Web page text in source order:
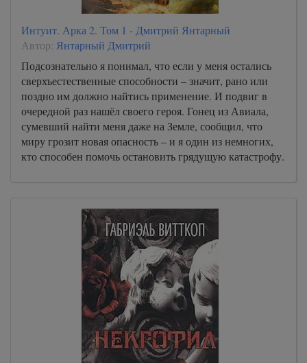
Интуит. Арка 2. Том 1 - Дмитрий Янтарный
Автор: Янтарный Дмитрий
Подсознательно я понимал, что если у меня остались
сверхъестественные способности – значит, рано или
поздно им должно найтись применение. И подвиг в
очередной раз нашёл своего героя. Гонец из Авиала,
сумевший найти меня даже на Земле, сообщил, что
миру грозит новая опасность – и я один из немногих,
кто способен помочь остановить грядущую катастрофу.